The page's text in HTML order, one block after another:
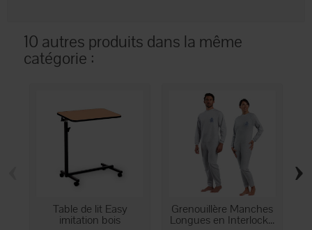
10 autres produits dans la même
catégorie :
Table de lit Easy
imitation bois
Grenouillère Manches
Longues en Interlock...
›